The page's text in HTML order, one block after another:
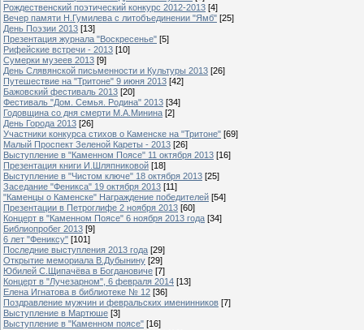
Рождественский поэтический конкурс 2012-2013 [4]
Вечер памяти Н.Гумилева с литобъединении "Ямб" [25]
День Поэзии 2013 [13]
Презентация журнала "Воскресенье" [5]
Рифейские встречи - 2013 [10]
Сумерки музеев 2013 [9]
День Слявянской письменности и Культуры 2013 [26]
Путешествие на "Тритоне" 9 июня 2013 [42]
Бажовский фестиваль 2013 [20]
Фестиваль "Дом. Семья. Родина" 2013 [34]
Годовщина со дня смерти М.А.Минина [2]
День Города 2013 [26]
Участники конкурса стихов о Каменске на "Тритоне" [69]
Малый Проспект Зеленой Кареты - 2013 [26]
Выступление в "Каменном Поясе" 11 октября 2013 [16]
Презентация книги И.Шляпниковой [18]
Выступление в "Чистом ключе" 18 октября 2013 [25]
Заседание "Феникса" 19 октября 2013 [11]
"Каменцы о Каменске" Награждение победителей [54]
Презентации в Петроглифе 2 ноября 2013 [60]
Концерт в "Каменном Поясе" 6 ноября 2013 года [34]
Библиопробег 2013 [9]
6 лет "Фениксу" [101]
Последние выступления 2013 года [29]
Открытие мемориала В.Дубынину [29]
Юбилей С.Щипачёва в Богдановиче [7]
Концерт в "Лучезарном", 6 февраля 2014 [13]
Елена Игнатова в библиотеке № 12 [36]
Поздравление мужчин и февральских именинников [7]
Выступление в Мартюше [3]
Выступление в "Каменном поясе" [16]